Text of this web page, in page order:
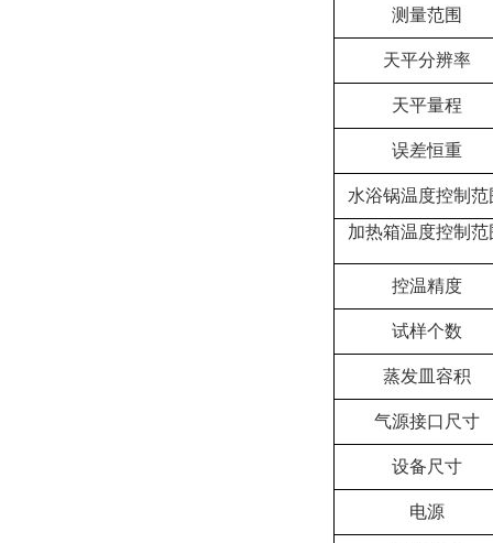
测量范围
天平分辨率
天平量程
误差恒重
水浴锅温度控制范
加热箱温度控制范
控温精度
试样个数
蒸发皿容积
气源接口尺寸
设备尺寸
电源